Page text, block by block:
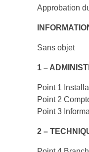
Approbation
Sans objet
1 –
Point 1
Point 2
Point 3
2 –